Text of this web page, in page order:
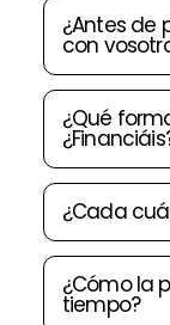
¿Antes de
con
¿Qué
¿Cada
¿Cómo la
tiempo?